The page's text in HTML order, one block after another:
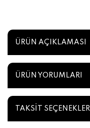
ÜRÜN AÇIKLAMASI
ÜRÜN YORUMLARI
TAKSİT SEÇENEKLERİ